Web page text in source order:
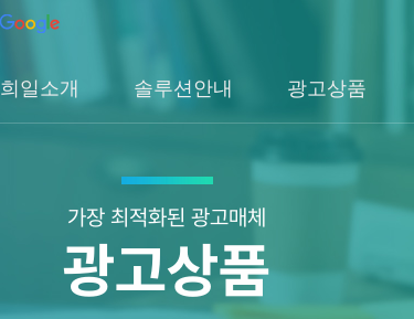
희일소개
오시는길
솔루션안내
H1솔루션
H2솔루션
H3솔루션
이글아이
광고상품
가장 최적화된 광고매체
광고상품